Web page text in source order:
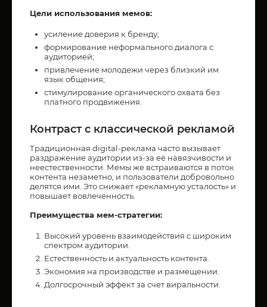
Цели использования мемов:
усиление доверия к бренду;
формирование неформального диалога с
аудиторией;
привлечение молодежи через близкий им
язык общения;
стимулирование органического охвата без
платного продвижения.
Контраст с классической рекламой
Традиционная digital-реклама часто вызывает
раздражение аудитории из-за её навязчивости и
неестественности. Мемы же встраиваются в поток
контента незаметно, и пользователи добровольно
делятся ими. Это снижает «рекламную усталость» и
повышает вовлеченность.
Преимущества мем-стратегии:
Высокий уровень взаимодействия с широким
спектром аудитории.
Естественность и актуальность контента.
Экономия на производстве и размещении.
Долгосрочный эффект за счет виральности.